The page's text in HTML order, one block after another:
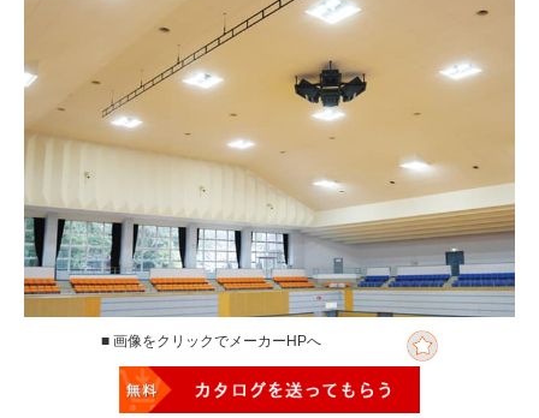
■ 画像をクリックでメーカーHPへ